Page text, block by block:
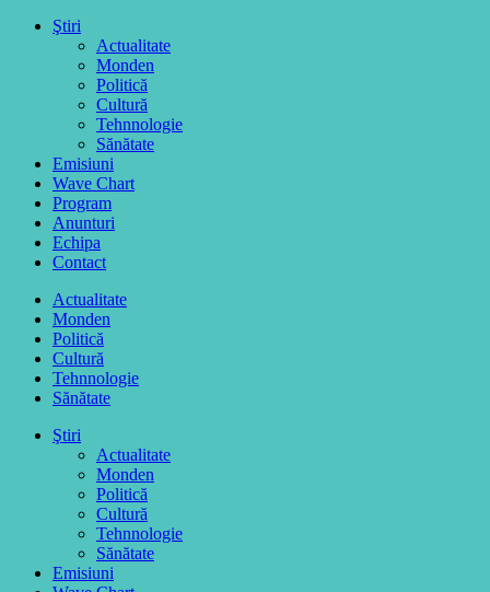
Ştiri
Actualitate
Monden
Politică
Cultură
Tehnnologie
Sănătate
Emisiuni
Wave Chart
Program
Anunturi
Echipa
Contact
Actualitate
Monden
Politică
Cultură
Tehnnologie
Sănătate
Ştiri
Actualitate
Monden
Politică
Cultură
Tehnnologie
Sănătate
Emisiuni